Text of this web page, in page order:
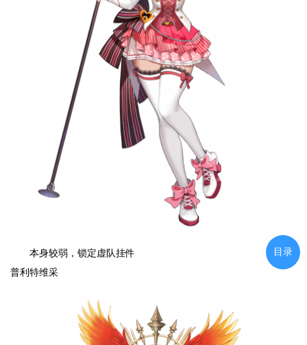
本身较弱，锁定虚队挂件
普利特维采
目录